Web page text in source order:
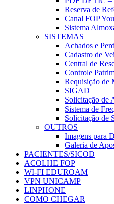
Reserva de
Canal FOP
Sistema
SISTEMAS
Achados e
Cadastro de
Central de
Controle
Requisição de
SIGAD
Solicitação de
Sistema de
Solicitação de
OUTROS
Imagens para
Galeria de
PACIENTES/SICOD
ACOLHE FOP
WI-FI EDUROAM
VPN UNICAMP
LINPHONE
COMO CHEGAR